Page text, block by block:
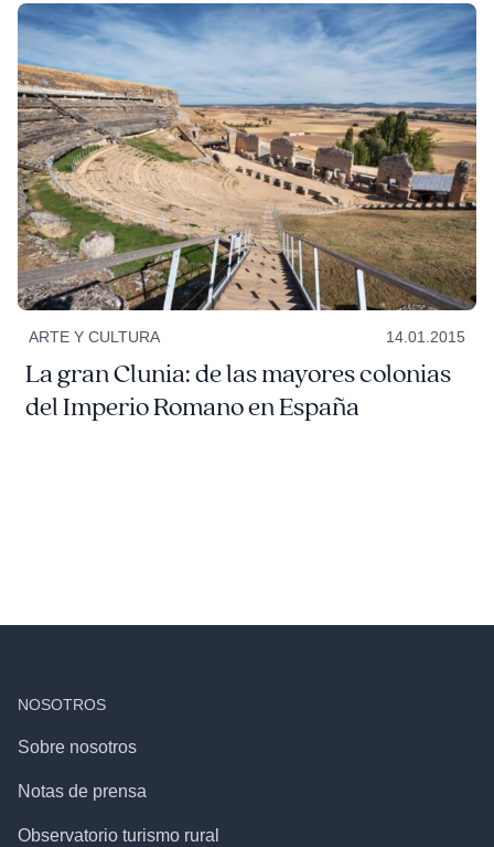
ARTE Y CULTURA 14.01.2015
La gran Clunia: de las mayores colonias
del Imperio Romano en España
NOSOTROS
Sobre nosotros
Notas de prensa
Observatorio turismo rural